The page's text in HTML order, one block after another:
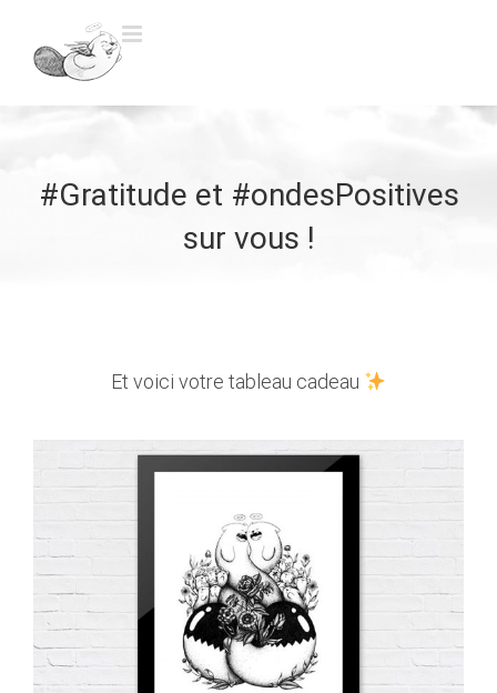
#Gratitude et #ondesPositives
sur vous !
Et voici votre tableau cadeau